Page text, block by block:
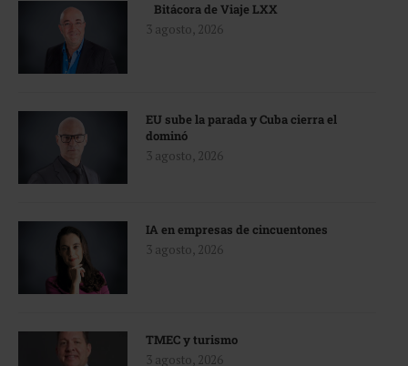
Bitácora de Viaje LXX
3 agosto, 2026
EU sube la parada y Cuba cierra el
dominó
3 agosto, 2026
IA en empresas de cincuentones
3 agosto, 2026
TMEC y turismo
3 agosto, 2026